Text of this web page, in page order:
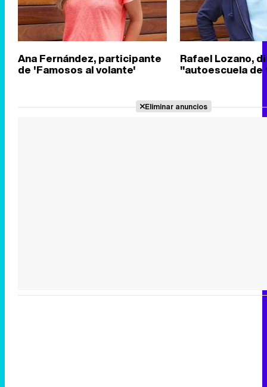
Ana Fernández, participante
de 'Famosos al volante'
Rafael Lozano,
"autoescuela
Eliminar anuncios